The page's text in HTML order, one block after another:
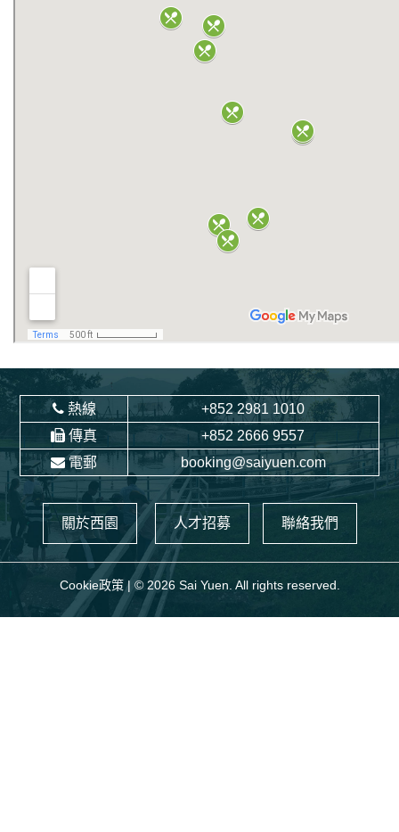
熱線
+852 2981 1010
傳真
+852 2666 9557
電郵
booking@saiyuen.com
關於西園 人才招募 聯絡我們
Cookie政策| © 2026 Sai Yuen. All rights reserved.